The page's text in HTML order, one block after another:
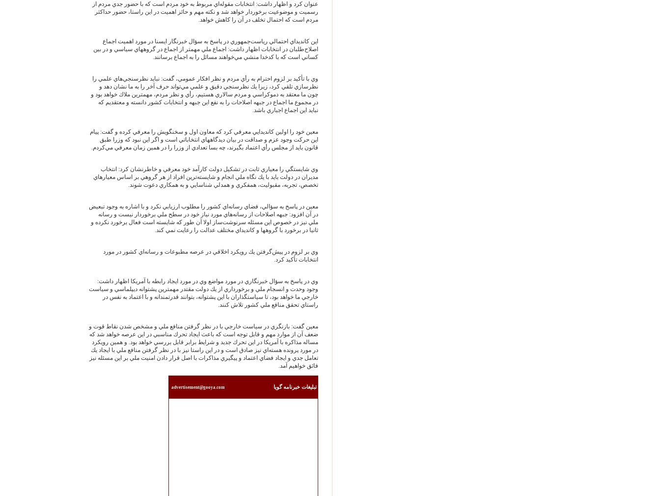
عنوان كرد و اظهار داشت: انتخابات مقوله‌اي مربوط به خود مردم است كه با حضور جدي مردم از
رسميت و موضوعيت برخوردار خواهد شد و نكته مهم و حائز اهميت در اين راستا، حضور حداكثر
مردم است كه احتمال تخلف در آن را كاهش خواهد.
اين كانديداي احتمالي رياست‌جمهوري در پاسخ به سؤال خبرنگار ايسنا در مورد اهميت اجماع
اصلاح‌طلبان در انتخابات اظهار داشت: اجماع ملي مهمتر از اجماع در گروههاي سياسي و در بين
كساني است كه با كدخدا منشي مي‌خواهند مسائل را به اجماع برسانند.
وي با تأكيد بر لزوم احترام به رأي مردم و نظر افكار عمومي، گفت: نبايد نظرسنجي‌هاي علمي را
نظرسازي تلقي كرد، زيرا يك نظرسنجي دقيق و علمي مي‌تواند حرف آخر را به ما نشان دهد و
چون ما معتقد به دموكراسي و مردم سالاري هستيم، رأي و نظر مردم، مهمترين ملاك خواهد بود و
در مجموع ما اجماع در جبهه اصلاحات را به نفع اين جبهه و انتخابات كشور دانسته و معتقديم كه
نبايد اين اجماع اجباري باشد.
معين خود را اولين كانديدايي معرفي كرد كه معاون اول و سخنگويش را معرفي كرده و گفت: پيام
اين حركت وجود عزم و صداقت در بيان ديدگاههاي انتخاباتي است و اگر اين نبود كه وزرا طبق
قانون بايد از مجلس رأي اعتماد بگيرند، چه بسا تعدادي از وزرا را در همين زمان معرفي مي‌كردم.
وي شايستگي را معياري ثابت در تشكيل دولت كارآمد خود معرفي و خاطرنشان كرد: انتخاب
مديران در دولت بايد با يك نگاه ملي انجام و شايسته‌ترين افراد از هر گروهي بر اساس معيارهاي
تخصص، تجربه، مقبوليت، همفكري و همدلي شناسايي و به همكاري دعوت شوند.
معين در پاسخ به سؤالي، فضاي رسانه‌اي كشور را مطلوب ارزيابي نكرد و با اشاره به وجود تبعيض
در آن افزود: جبهه اصلاحات از رسانه‌هاي مورد نياز خود در سطح ملي برخوردار نيست و رسانه
ملي نيز در خصوص اين مسئله سرنوشت‌ساز اولا آن طور كه شايسته است فعال برخورد نكرده و
ثانيا در برخورد با گروهها و كانديداي مختلف عدالت را رعايت نمي كند.
وي بر لزوم در پيش‌گرفتن يك رويكرد اخلاقي در عرصه مطبوعات و رسانه‌اي كشور در مورد
انتخابات تأكيد كرد.
وي در پاسخ به سؤال خبرنگاري در مورد مواضع وي در مورد ايجاد رابطه با آمريكا اظهار داشت:
وجود وحدت و انسجام ملي و برخورداري از يك دولت مقتدر مهمترين پشتوانه ديپلماسي و سياست
خارجي ما خواهد بود، تا سياستگذاران با اين پشتوانه، بتوانند قدرتمندانه و با اعتماد به نفس در
راستاي تحقق منافع ملي كشور تلاش كنند.
معين گفت: بازنگري در سياست خارجي با در نظر گرفتن منافع ملي و مشخص شدن نقاط قوت و
ضعف آن از موارد مهم و قابل توجه است كه باعث ايجاد تحرك مناسبي در اين عرصه خواهد شد كه
مساله مذاكره با آمريكا در اين تحرك جديد و شرايط برابر قابل بررسي خواهد بود. و همين رويكرد
در مورد پرونده هسته‌اي نيز صادق است و در اين راستا نيز با در نظر گرفتن منافع ملي با ايجاد يك
تعامل جدي و ايجاد فضاي اعتماد و پيگيري مذاكرات با اصل قرار دادن امنيت ملي بر اين مسئله نيز
فائق خواهيم آمد.
تبليغات خبرنامه گويا advertisement@gooya.com